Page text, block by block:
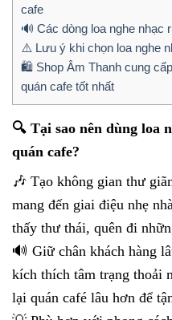
cafe
🔊 Các dòng loa nghe nhạc
⚠️ Lưu ý khi chọn loa nghe
🛍️ Shop Âm Thanh cung
quán cafe tốt nhất
🔍 Tại sao nên dùng loa
quán cafe?
🎶 Tạo không gian thư
mang đến giai điệu nhẹ
thấy thư thái, quên đi
🔊 Giữ chân khách hàng
kích thích tâm trạng thoải
lại quán café lâu hơn để